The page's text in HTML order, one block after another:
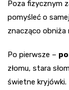
Poza fizycznym
pomyśleć o
znacząco obniża
Po pierwsze –
złomu, stara
świetne kryjówki.